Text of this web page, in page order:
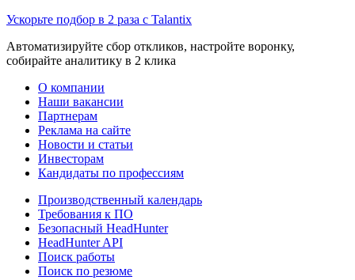
Ускорьте подбор в 2 раза с Talantix
Автоматизируйте сбор откликов, настройте воронку,
собирайте аналитику в 2 клика
О компании
Наши вакансии
Партнерам
Реклама на сайте
Новости и статьи
Инвесторам
Кандидаты по профессиям
Производственный календарь
Требования к ПО
Безопасный HeadHunter
HeadHunter API
Поиск работы
Поиск по резюме